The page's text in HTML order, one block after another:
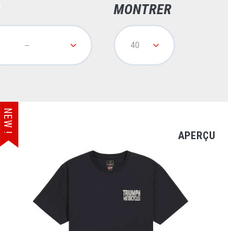
--
MONTRER
40
NEW !
APERÇU